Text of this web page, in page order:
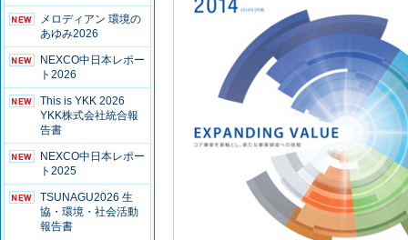
メロディアン 環境の
あゆみ2026
NEXCO中日本レポー
ト2026
This is YKK 2026
YKK株式会社統合報
告書
NEXCO中日本レポー
ト2025
TSUNAGU2026 生
協・環境・社会活動
報告書